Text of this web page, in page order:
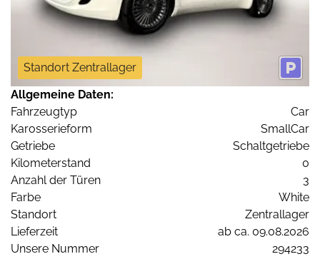
Standort Zentrallager
Allgemeine Daten:
Fahrzeugtyp
Car
Karosserieform
SmallCar
Getriebe
Schaltgetriebe
Kilometerstand
0
Anzahl der Türen
3
Farbe
White
Standort
Zentrallager
Lieferzeit
ab ca. 09.08.2026
Unsere Nummer
294233